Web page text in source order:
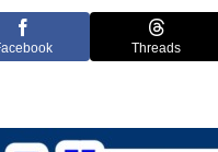
Threads